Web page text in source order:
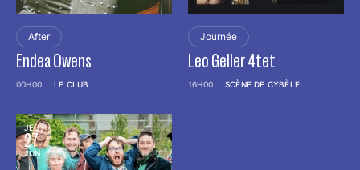
After
Endea Owens
00H00 LE CLUB
Journée
Leo Geller 4tet
16H00 SCÈNE DE CYBÈLE
JEU
27
JUN